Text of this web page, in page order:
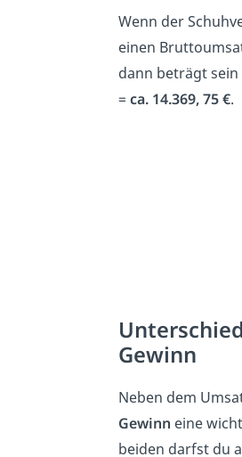
Wenn der
einen
dann beträgt
=ca. 14.369, 75 €.
Gewinn
Neben dem
Gewinn eine
beiden darfst du